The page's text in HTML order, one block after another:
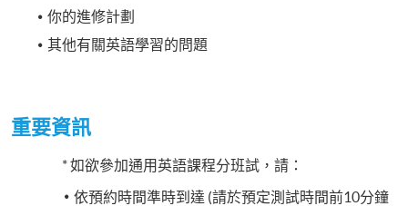
你的進修計劃
其他有關英語學習的問題
重要資訊
* 如欲參加通用英語課程分班試，請：
依預約時間準時到達 (請於預定測試時間前10分鐘